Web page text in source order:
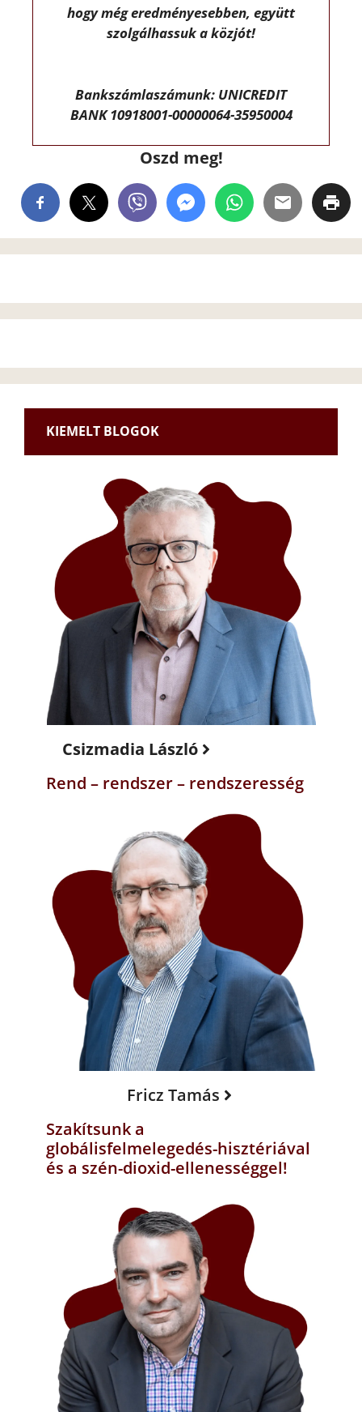
hogy még eredményesebben, együtt
szolgálhassuk a közjót!
Bankszámlaszámunk: UNICREDIT
BANK 10918001-00000064-35950004
Oszd meg!
KIEMELT BLOGOK
Csizmadia László
Rend – rendszer – rendszeresség
Fricz Tamás
Szakítsunk a
globálisfelmelegedés-hisztériával
és a szén-dioxid-ellenességgel!